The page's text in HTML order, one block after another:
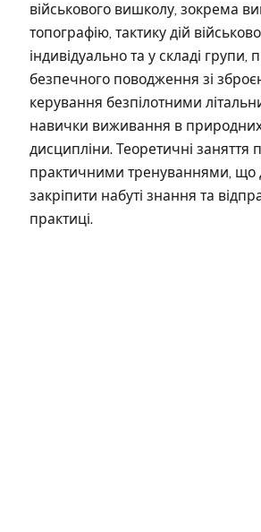
військового вишколу, зокрема
топографію, тактику дій
індивідуально та у складі групи,
безпечного поводження зі
керування безпілотними
навички виживання в природних
дисципліни. Теоретичні заняття
практичними тренуваннями, що
закріпити набуті знання та
практиці.